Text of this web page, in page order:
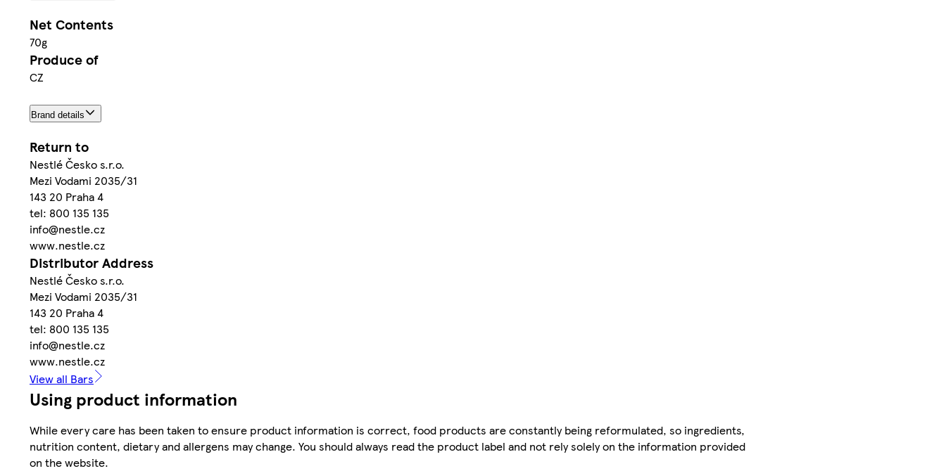
Net Contents
70g
Produce of
CZ
Brand details
Return to
Nestlé Česko s.r.o.
Mezi Vodami 2035/31
143 20 Praha 4
tel: 800 135 135
info@nestle.cz
www.nestle.cz
Distributor Address
Nestlé Česko s.r.o.
Mezi Vodami 2035/31
143 20 Praha 4
tel: 800 135 135
info@nestle.cz
www.nestle.cz
View all Bars
Using product information
While every care has been taken to ensure product information is correct, food products are constantly being reformulated, so ingredients,
nutrition content, dietary and allergens may change. You should always read the product label and not rely solely on the information provided
on the website.